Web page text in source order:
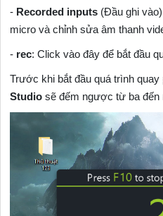
- Recorded inputs (Đầu ghi
micro và chỉnh sửa âm thanh
- rec: Click vào đây để bắt đầu
Trước khi bắt đầu quá trình quay
Studio sẽ đếm ngược từ ba đến